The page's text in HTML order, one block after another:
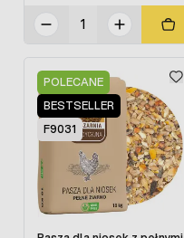
POLECANE
BESTSELLER
F9031